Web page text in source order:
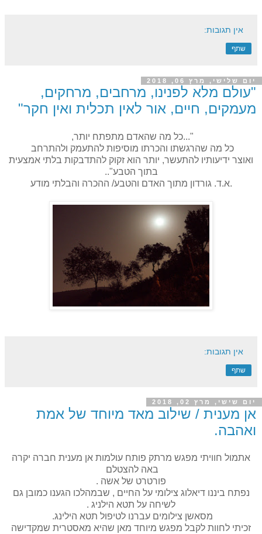
אין תגובות:
שתף
יום שלישי, מרץ 06, 2018
"עולם מלא לפנינו, מרחבים, מרחקים,
מעמקים, חיים, אור לאין תכלית ואין חקר"
"...כל מה שהאדם מתפתח יותר,
כל מה שהרגשתו והכרתו מוסיפות להתעמק ולהתרחב
ואוצר ידיעותיו להתעשר, יותר הוא זקוק להתדבקות בלתי אמצעית
בתוך הטבע"..
.א.ד. גורדון מתוך האדם והטבע/ ההכרה והבלתי מודע
אין תגובות:
שתף
יום שישי, מרץ 02, 2018
אן מענית / שילוב מאד מיוחד של אמת
ואהבה.
אתמול חוויתי מפגש מרתק פותח עולמות אן מענית חברה יקרה
באה להצטלם
פורטרט של אשה .
נפתח ביננו דיאלוג צילומי על החיים , שבמהלכו הגענו כמובן גם
לשיחה על תטא הילניג .
מסאשן צילומים עברנו לטיפול תטא הילינג.
זכיתי לחוות לקבל מפגש מיוחד מאן שהיא מאסטרית שמקדישה